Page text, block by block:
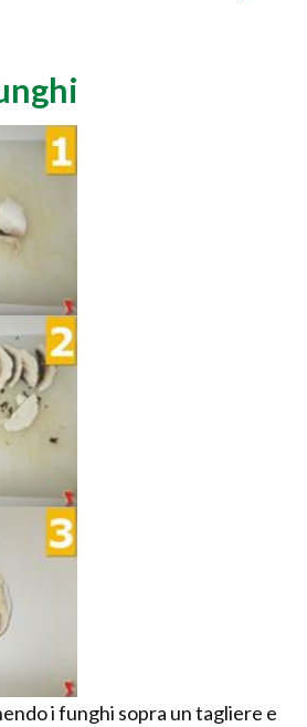
i funghi sopra un tagliere e